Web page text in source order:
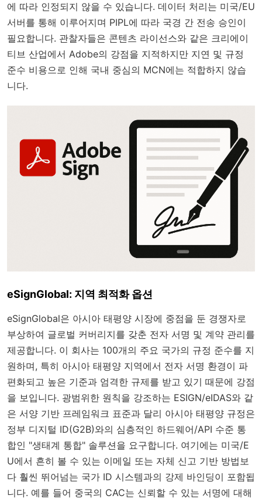
에 따라 인정되지 않을 수 있습니다. 데이터 처리는 미국/EU
서버를 통해 이루어지며 PIPL에 따라 국경 간 전송 승인이
필요합니다. 관찰자들은 콘텐츠 라이선스와 같은 크리에이
티브 산업에서 Adobe의 강점을 지적하지만 지연 및 규정
준수 비용으로 인해 국내 중심의 MCN에는 적합하지 않습
니다.
eSignGlobal: 지역 최적화 옵션
eSignGlobal은 아시아 태평양 시장에 중점을 둔 경쟁자로
부상하여 글로벌 커버리지를 갖춘 전자 서명 및 계약 관리를
제공합니다. 이 회사는 100개의 주요 국가의 규정 준수를 지
원하며, 특히 아시아 태평양 지역에서 전자 서명 환경이 파
편화되고 높은 기준과 엄격한 규제를 받고 있기 때문에 강점
을 보입니다. 광범위한 원칙을 강조하는 ESIGN/eIDAS와 같
은 서양 기반 프레임워크 표준과 달리 아시아 태평양 규정은
정부 디지털 ID(G2B)와의 심층적인 하드웨어/API 수준 통
합인 "생태계 통합" 솔루션을 요구합니다. 여기에는 미국/E
U에서 흔히 볼 수 있는 이메일 또는 자체 신고 기반 방법보
다 훨씬 뛰어넘는 국가 ID 시스템과의 강제 바인딩이 포함됩
니다. 예를 들어 중국의 CAC는 신뢰할 수 있는 서명에 대해